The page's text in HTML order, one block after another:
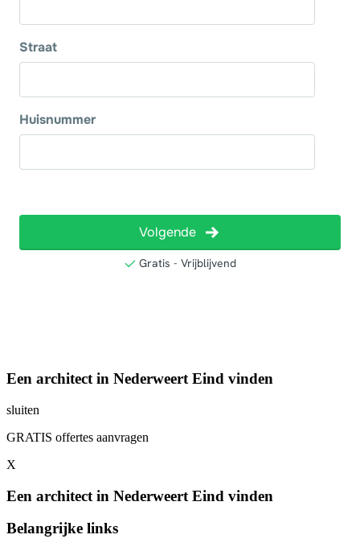
Een architect in Nederweert Eind vinden
sluiten
GRATIS offertes aanvragen
X
Een architect in Nederweert Eind vinden
Belangrijke links